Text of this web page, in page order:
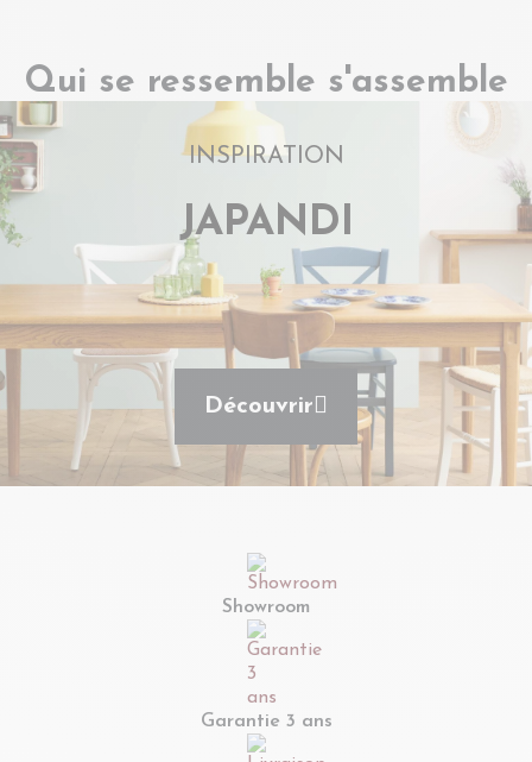
Qui se ressemble s'assemble
INSPIRATION
JAPANDI
Découvrir
Showroom
Garantie 3 ans